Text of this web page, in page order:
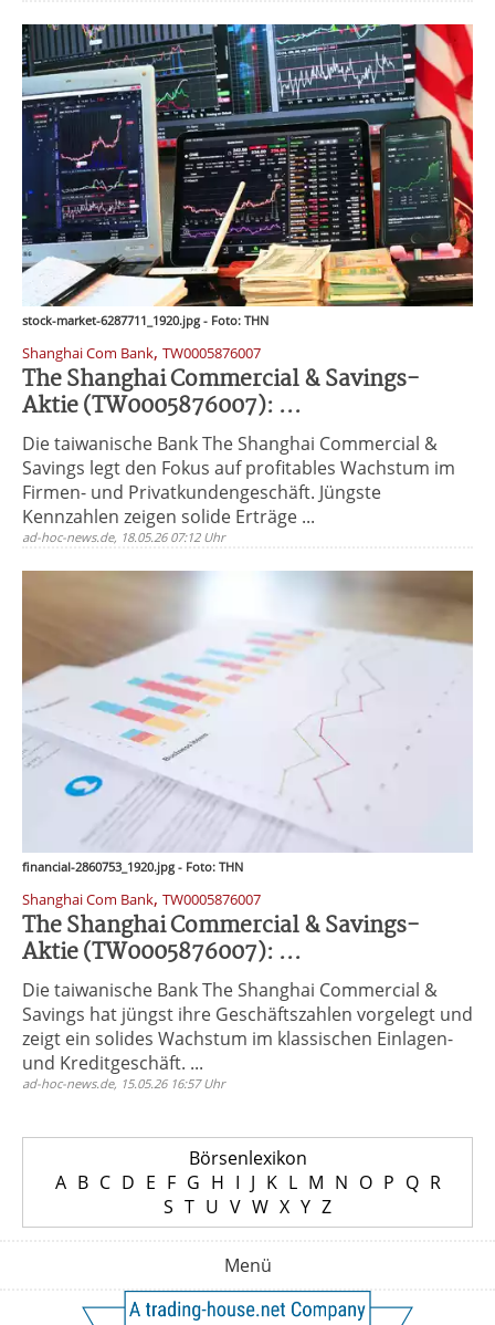
stock-market-6287711_1920.jpg - Foto: THN
Shanghai Com Bank, TW0005876007
The Shanghai Commercial & Savings-
Aktie (TW0005876007): ...
Die taiwanische Bank The Shanghai Commercial &
Savings legt den Fokus auf profitables Wachstum im
Firmen- und Privatkundengeschäft. Jüngste
Kennzahlen zeigen solide Erträge ...
ad-hoc-news.de, 18.05.26 07:12 Uhr
financial-2860753_1920.jpg - Foto: THN
Shanghai Com Bank, TW0005876007
The Shanghai Commercial & Savings-
Aktie (TW0005876007): ...
Die taiwanische Bank The Shanghai Commercial &
Savings hat jüngst ihre Geschäftszahlen vorgelegt und
zeigt ein solides Wachstum im klassischen Einlagen-
und Kreditgeschäft. ...
ad-hoc-news.de, 15.05.26 16:57 Uhr
Börsenlexikon
A B C D E F G H I J K L M N O P Q R
S T U V W X Y Z
Menü